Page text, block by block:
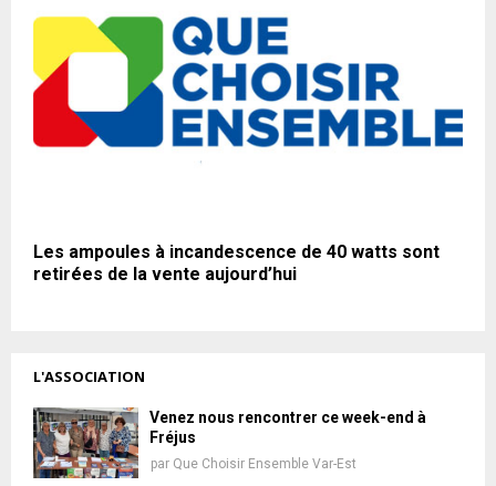
Les ampoules à incandescence de 40 watts sont
retirées de la vente aujourd’hui
L'ASSOCIATION
Venez nous rencontrer ce week-end à
Fréjus
par Que Choisir Ensemble Var-Est